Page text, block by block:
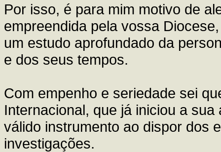
Por isso, é para mim motivo de
empreendida pela vossa
um estudo aprofundado da
e dos seus tempos.
Com empenho e seriedade sei
Internacional, que já iniciou a
válido instrumento ao dispor dos
investigações.